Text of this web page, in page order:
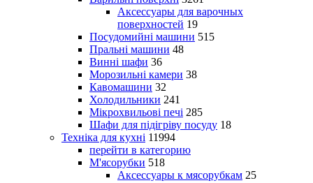
Аксессуары для варочных
поверхностей 19
Посудомийні машини 515
Пральні машини 48
Винні шафи 36
Морозильні камери 38
Кавомашини 32
Холодильники 241
Мікрохвильові печі 285
Шафи для підігріву посуду 18
Техніка для кухні 11994
перейти в категорию
М'ясорубки 518
Аксессуары к мясорубкам 25